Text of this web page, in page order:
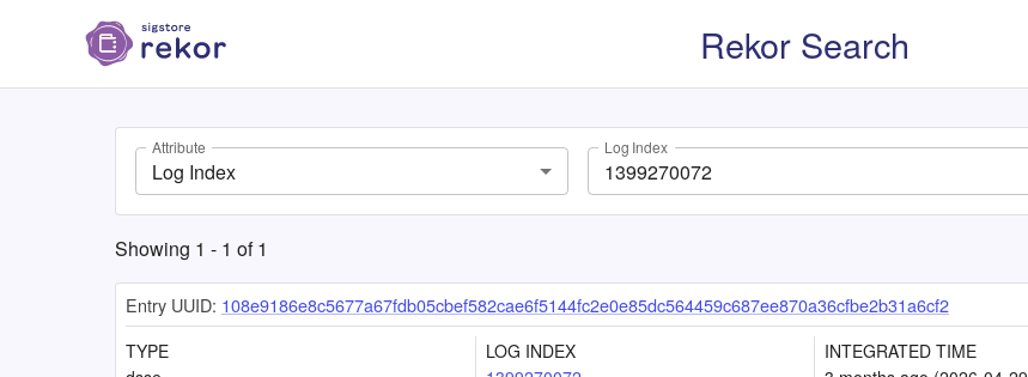
Rekor Search
Attribute
Log Index
Log Index
Showing 1 - 1 of1
Entry UUID: 108e9186e8c5677a67fdb05cbef582cae6f5144fc2e0e85dc564459c687ee870a36cfbe2b31a6cf2
TYPE
LOG INDEX
INTEGRATED TIME